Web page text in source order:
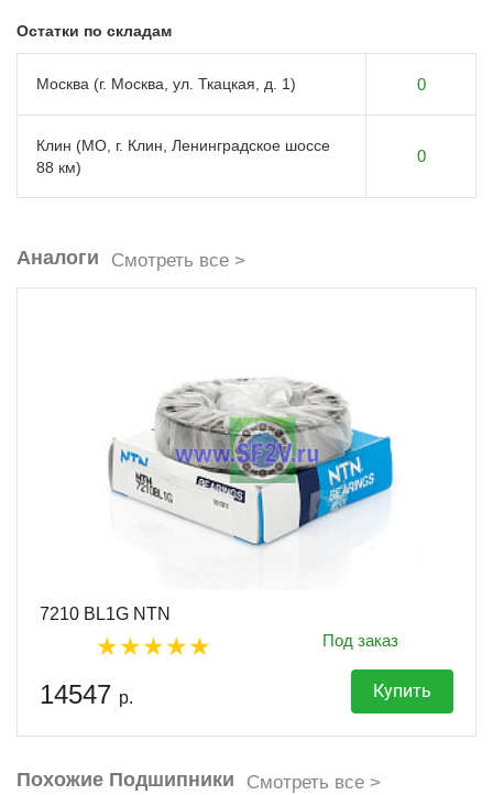
Остатки по складам
Москва (г. Москва, ул. Ткацкая, д. 1) 0
Клин (МО, г. Клин, Ленинградское шоссе
88 км)
0
Аналоги Смотреть все >
7210 BL1G NTN
Под заказ
14547 р. Купить
Похожие Подшипники Смотреть все >